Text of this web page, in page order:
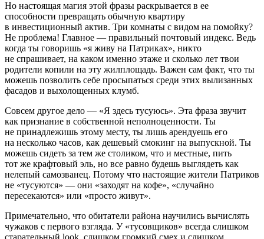
Но настоящая магия этой фразы раскрывается в ее
способности превращать обычную квартиру
в инвестиционный актив. Три комнаты с видом на помойку?
Не проблема! Главное — правильный почтовый индекс. Ведь
когда ты говоришь «я живу на Патриках», никто
не спрашивает, на каком именно этаже и сколько лет твои
родители копили на эту жилплощадь. Важен сам факт, что ты
можешь позволить себе просыпаться среди этих вылизанных
фасадов и выхолощенных клумб.
Совсем другое дело — «Я здесь тусуюсь». Эта фраза звучит
как признание в собственной неполноценности. Ты
не принадлежишь этому месту, ты лишь арендуешь его
на несколько часов, как дешевый смокинг на выпускной. Ты
можешь сидеть за тем же столиком, что и местные, пить
тот же крафтовый эль, но все равно будешь выглядеть как
нелепый самозванец. Потому что настоящие жители Патриков
не «тусуются» — они «заходят на кофе», «случайно
пересекаются» или «просто живут».
Примечательно, что обитатели района научились вычислять
чужаков с первого взгляда. У «тусовщиков» всегда слишком